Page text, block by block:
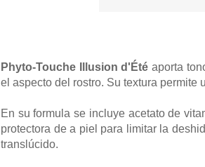
Phyto-Touche Illusion d'Été aporta
el aspecto del rostro. Su textura permite
En su formula se incluye acetato de
protectora de a piel para limitar la
translúcido.